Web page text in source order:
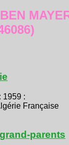
1959 :
Française
parents